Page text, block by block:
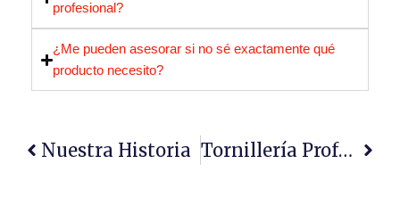
profesional?
¿Me pueden asesorar si no sé exactamente qué
producto necesito?
Nuestra Historia
Tornillería Profesional: Cómo Elegir Tornillos, Tacos Y Anclajes Según El Trabajo